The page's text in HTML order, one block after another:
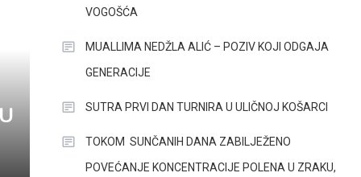
VOGOŠĆA
MUALLIMA NEDŽLA ALIĆ – POZIV KOJI ODGAJA
GENERACIJE
SUTRA PRVI DAN TURNIRA U ULIČNOJ KOŠARCI
TOKOM SUNČANIH DANA ZABILJEŽENO
POVEĆANJE KONCENTRACIJE POLENA U ZRAKU,